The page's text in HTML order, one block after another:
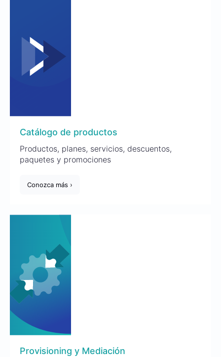
Catálogo de productos
Productos, planes, servicios, descuentos,
paquetes y promociones
Conozca más ›
Provisioning y Mediación